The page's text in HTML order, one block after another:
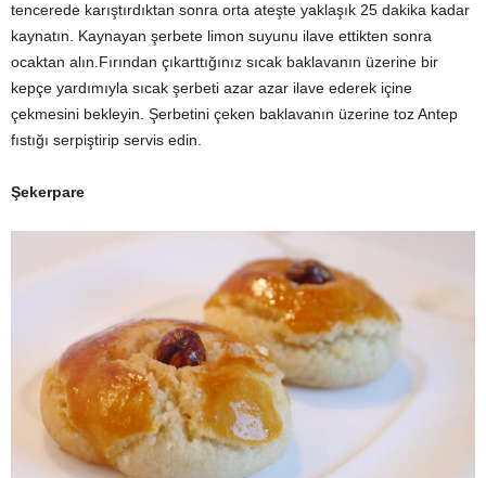
tencerede karıştırdıktan sonra orta ateşte yaklaşık 25 dakika kadar
kaynatın. Kaynayan şerbete limon suyunu ilave ettikten sonra
ocaktan alın.Fırından çıkarttığınız sıcak baklavanın üzerine bir
kepçe yardımıyla sıcak şerbeti azar azar ilave ederek içine
çekmesini bekleyin. Şerbetini çeken baklavanın üzerine toz Antep
fıstığı serpiştirip servis edin.
Şekerpare